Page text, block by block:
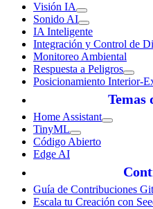
Visión IA
Sonido AI
IA Inteligente
Integración y Control de
Monitoreo Ambiental
Respuesta a Peligros
Posicionamiento Interior-
Temas
Home Assistant
TinyML
Código Abierto
Edge AI
Guía de Contribuciones
Escala tu Creación con